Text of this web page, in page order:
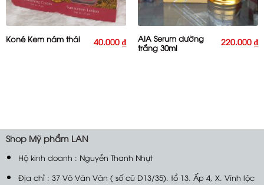
Koné Kem nám thái 40.000₫
AIA Serum dưỡng
trắng 30ml
220.000₫
Shop Mỹ phẩm LAN
Hộ kinh doanh : Nguyễn Thanh Nhựt
Địa chỉ : 37 Võ Văn Vân ( số cũ D13/35). tổ 13. Ấp 4, X. Vĩnh lộc